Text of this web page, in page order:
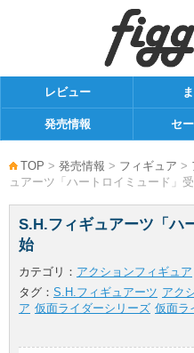
レビュー
発売情報 セ
TOP > 発売情報 > フィギュア >
ュアーツ「ハートロイミュード」
S.H.フィギュアーツ「ハ
始
カテゴリ： アクションフィギュア
タグ： S.H.フィギュアーツ アク
ア 仮面ライダーシリーズ 仮面ラ